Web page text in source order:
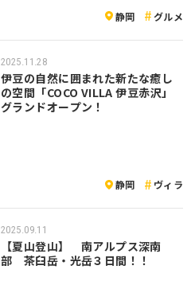
静岡 グルメ
2025.11.28
伊豆の自然に囲まれた新たな癒し
の空間「COCO VILLA 伊豆赤沢」
グランドオープン！
静岡 ヴィラ
2025.09.11
【夏山登山】 南アルプス深南
部 茶臼岳・光岳３日間！！